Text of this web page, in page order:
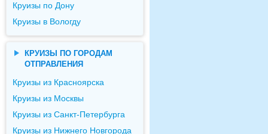
Круизы по Дону
Круизы в Вологду
КРУИЗЫ ПО ГОРОДАМ
ОТПРАВЛЕНИЯ
Круизы из Красноярска
Круизы из Москвы
Круизы из Санкт-Петербурга
Круизы из Нижнего Новгорода